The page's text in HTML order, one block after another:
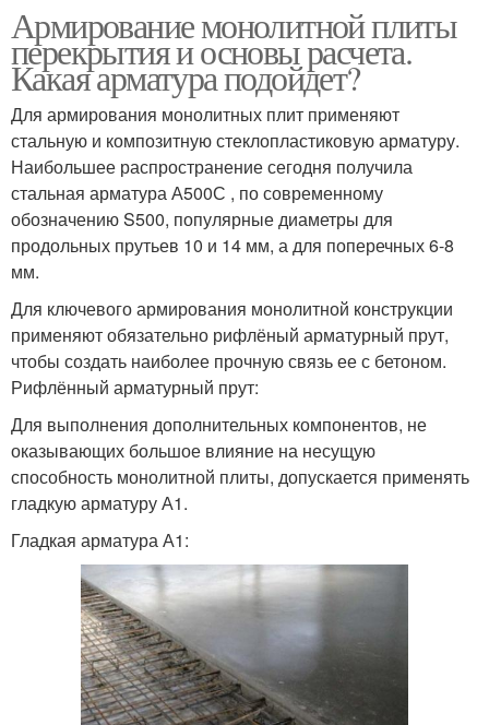
Армирование монолитной плиты
перекрытия и основы расчета.
Какая арматура подойдет?
Для армирования монолитных плит применяют
стальную и композитную стеклопластиковую арматуру.
Наибольшее распространение сегодня получила
стальная арматура А500С , по современному
обозначению S500, популярные диаметры для
продольных прутьев 10 и 14 мм, а для поперечных 6-8
мм.
Для ключевого армирования монолитной конструкции
применяют обязательно рифлёный арматурный прут,
чтобы создать наиболее прочную связь ее с бетоном.
Рифлённый арматурный прут:
Для выполнения дополнительных компонентов, не
оказывающих большое влияние на несущую
способность монолитной плиты, допускается применять
гладкую арматуру А1.
Гладкая арматура А1: